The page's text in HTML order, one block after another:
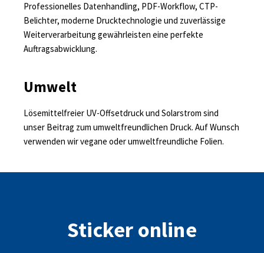
Professionelles Datenhandling, PDF-Workflow, CTP-
Belichter, moderne Drucktechnologie und zuverlässige
Weiterverarbeitung gewährleisten eine perfekte
Auftragsabwicklung.
Umwelt
Lösemittelfreier UV-Offsetdruck und Solarstrom sind
unser Beitrag zum umweltfreundlichen Druck. Auf Wunsch
verwenden wir vegane oder umweltfreundliche Folien.
Sticker online